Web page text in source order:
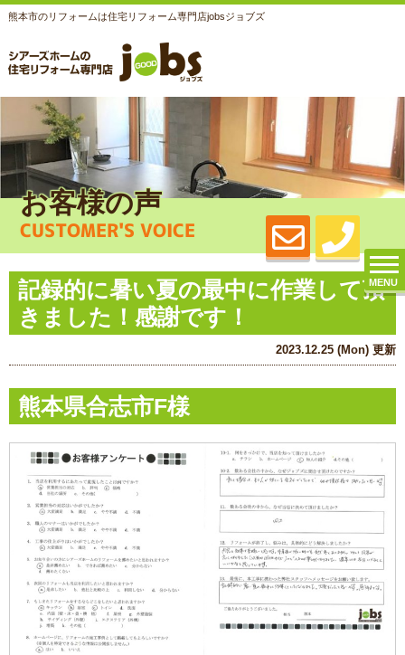
熊本市のリフォームは住宅リフォーム専門店jobsジョブズ
MENU
お客様の声
CUSTOMER'S VOICE
記録的に暑い夏の最中に作業して頂
きました！感謝です！
2023.12.25 (Mon) 更新
熊本県合志市F様